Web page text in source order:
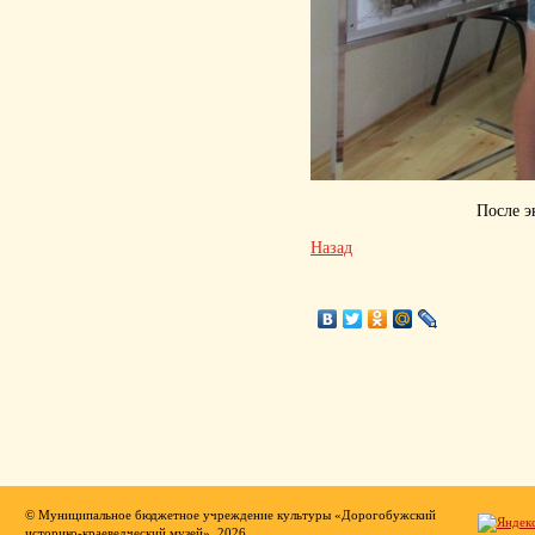
После
Назад
© Муниципальное бюджетное учреждение культуры «Дорогобужский